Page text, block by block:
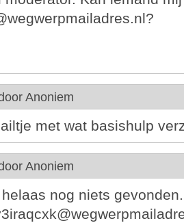
Anoniem
met wat basishulp
Anoniem
nog niets